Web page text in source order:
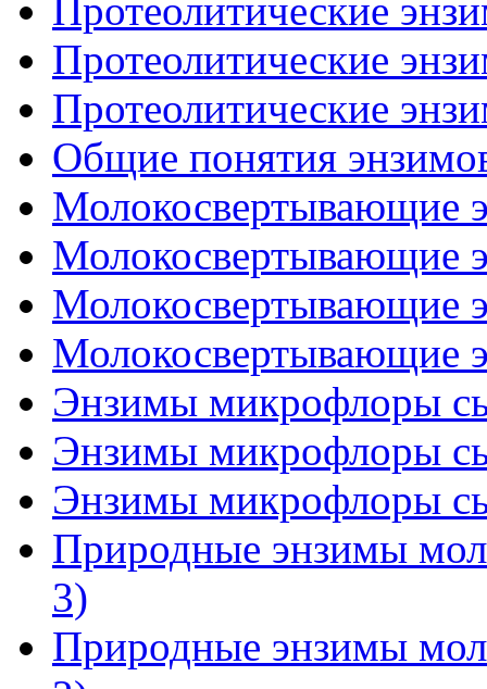
Протеолитические
Протеолитические
Протеолитические
Общие понятия
Молокосвертывающие
Молокосвертывающие
Молокосвертывающие
Молокосвертывающие
Энзимы микрофлоры
Энзимы микрофлоры
Энзимы микрофлоры
Природные энзимы
3)
Природные энзимы